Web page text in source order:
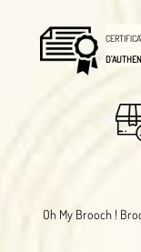
Oh My Brooch !